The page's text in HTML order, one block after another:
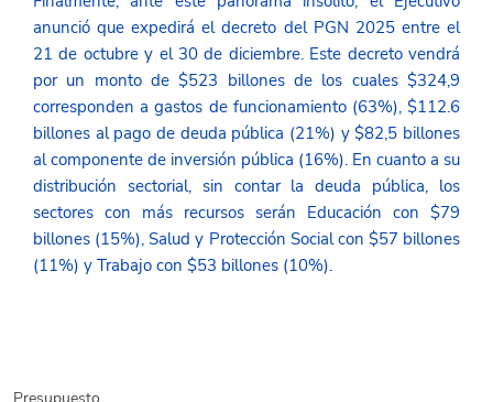
anunció que expedirá el decreto del PGN 2025 entre el
21 de octubre y el 30 de diciembre. Este decreto vendrá
por un monto de $523 billones de los cuales $324,9
corresponden a gastos de funcionamiento (63%), $112.6
billones al pago de deuda pública (21%) y $82,5 billones
al componente de inversión pública (16%). En cuanto a su
distribución sectorial, sin contar la deuda pública, los
sectores con más recursos serán Educación con $79
billones (15%), Salud y Protección Social con $57 billones
(11%) y Trabajo con $53 billones (10%).